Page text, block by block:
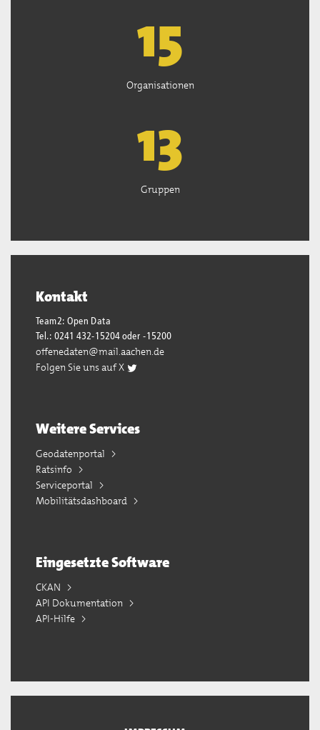
15
Organisationen
13
Gruppen
Kontakt
Team2: Open Data
Tel.: 0241 432-15204 oder -15200
offenedaten@mail.aachen.de
Folgen Sie uns auf X
Weitere Services
Geodatenportal
Ratsinfo
Serviceportal
Mobilitätsdashboard
Eingesetzte Software
CKAN
API Dokumentation
API-Hilfe